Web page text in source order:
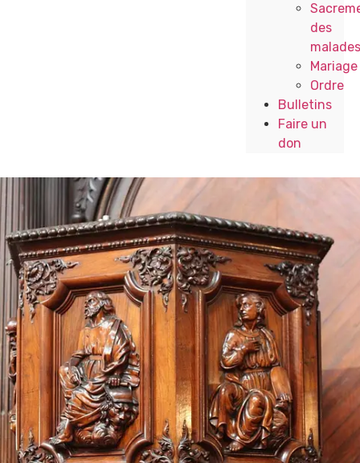
des
malades
Mariage
Ordre
Bulletins
Faire un
don